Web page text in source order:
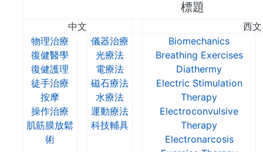
標題
中文
西文
物理治療
復健醫學
復健護理
徒手治療
按摩
操作治療
肌筋膜放鬆
術
儀器治療
光療法
電療法
磁石療法
水療法
運動療法
科技輔具
Biomechanics
Breathing Exercises
Diathermy
Electric Stimulation
Therapy
Electroconvulsive
Therapy
Electronarcosis